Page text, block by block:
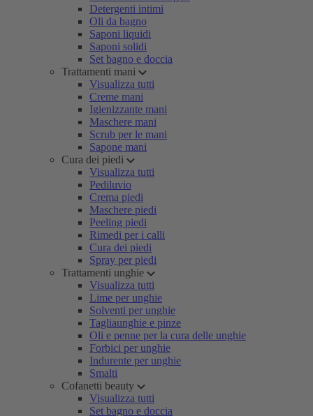
Detergenti intimi
Oli da bagno
Saponi liquidi
Saponi solidi
Set bagno e doccia
Trattamenti mani
Visualizza tutti
Creme mani
Igienizzante mani
Maschere mani
Scrub per le mani
Sapone mani
Cura dei piedi
Visualizza tutti
Pediluvio
Crema piedi
Maschere piedi
Peeling piedi
Rimedi per i calli
Cura dei piedi
Spray per piedi
Trattamenti unghie
Visualizza tutti
Lime per unghie
Solventi per unghie
Tagliaunghie e pinze
Oli e penne per la cura delle unghie
Forbici per unghie
Indurente per unghie
Smalti
Cofanetti beauty
Visualizza tutti
Set bagno e doccia